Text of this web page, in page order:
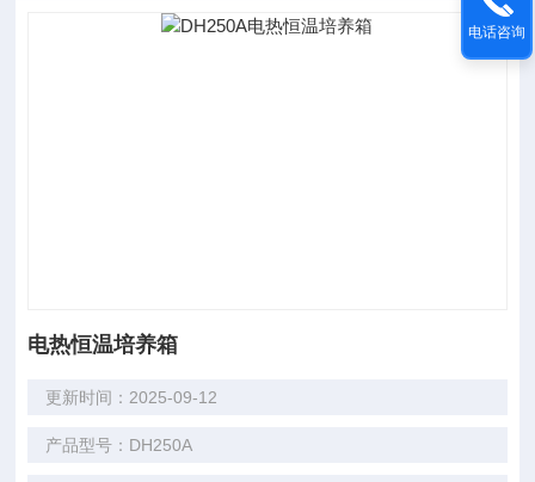
电热恒温培养箱
更新时间：2025-09-12
产品型号：DH250A
电话咨询